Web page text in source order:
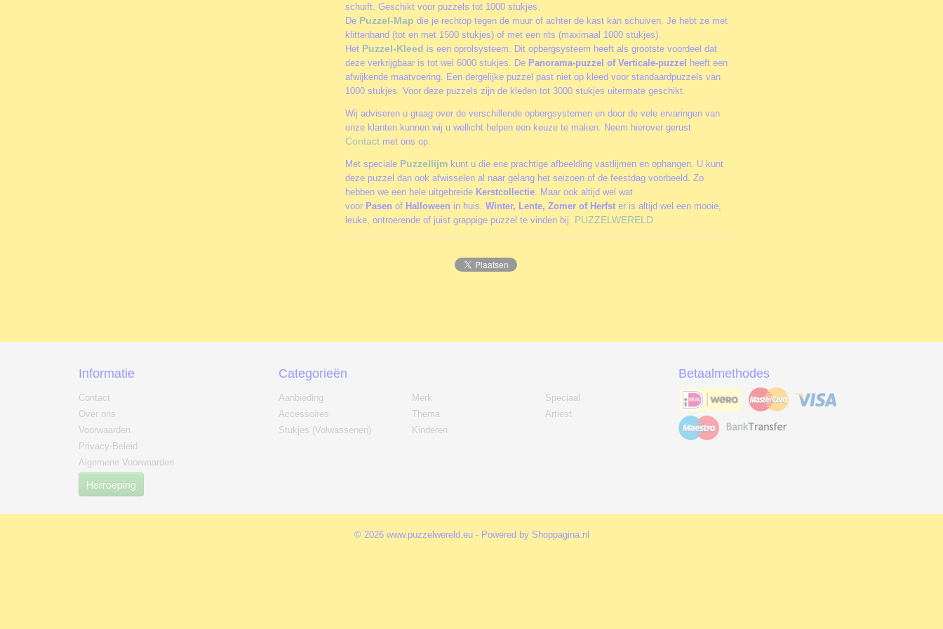
schuift. Geschikt voor puzzels tot 1000 stukjes.
De Puzzel-Map die je rechtop tegen de muur of achter de kast kan schuiven. Je hebt ze met
klittenband (tot en met 1500 stukjes) of met een rits (maximaal 1000 stukjes).
Het Puzzel-Kleed is een oprolsysteem. Dit opbergsysteem heeft als grootste voordeel dat
deze verkrijgbaar is tot wel 6000 stukjes. De Panorama-puzzel of Verticale-puzzel
heeft een
afwijkende maatvoering. Een dergelijke puzzel past niet op kleed voor standaardpuzzels van
1000 stukjes. Voor deze puzzels zijn de kleden tot 3000 stukjes uitermate geschikt.
Wij adviseren u graag over de verschillende opbergsystemen en door de vele ervaringen van
onze klanten kunnen wij u wellicht helpen een keuze te maken. Neem hierover gerust
Contact met ons op.
Met speciale Puzzellijm kunt u die ene prachtige afbeelding vastlijmen en ophangen. U kunt
deze puzzel dan ook afwisselen al naar gelang het seizoen of de feestdag voorbeeld. Zo
hebben we een hele uitgebreide Kerstcollectie. Maar ook altijd wel wat
voor Pasen of Halloween in huis. Winter, Lente, Zomer of Herfst er is altijd wel een mooie,
leuke, ontroerende of juist grappige puzzel te vinden bij PUZZELWERELD
Informatie
Contact
Over ons
Voorwaarden
Privacy-Beleid
Algemene Voorwaarden
Herroeping
Categorieën
Aanbieding
Accessoires
Stukjes (Volwassenen)
Merk
Thema
Kinderen
Speciaal
Artiest
Betaalmethodes
© 2026 www.puzzelwereld.eu - Powered by Shoppagina.nl